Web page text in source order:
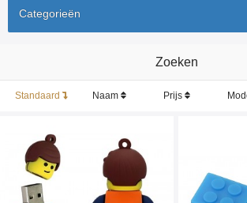
Categorieën
Zoeken
Standaard Naam Prijs